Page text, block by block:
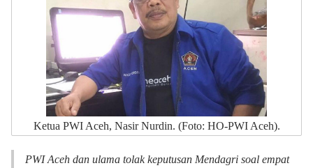
Ketua PWI Aceh, Nasir Nurdin. (Foto: HO-PWI Aceh).
PWI Aceh dan ulama tolak keputusan Mendagri soal empat